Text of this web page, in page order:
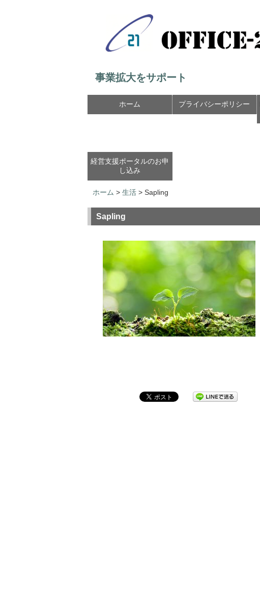
事業拡大をサポート
ホーム プライバシーポリシー
経営支援ポータルのお申
し込み
ホーム > 生活 > Sapling
Sapling